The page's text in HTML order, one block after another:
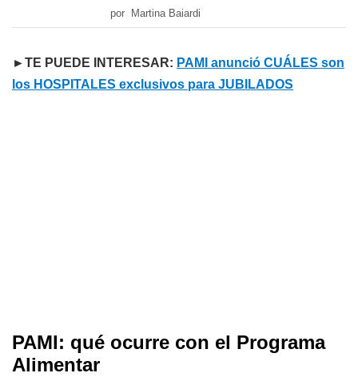
por Martina Baiardi
►TE PUEDE INTERESAR: PAMI anunció CUÁLES son
los HOSPITALES exclusivos para JUBILADOS
PAMI: qué ocurre con el Programa
Alimentar